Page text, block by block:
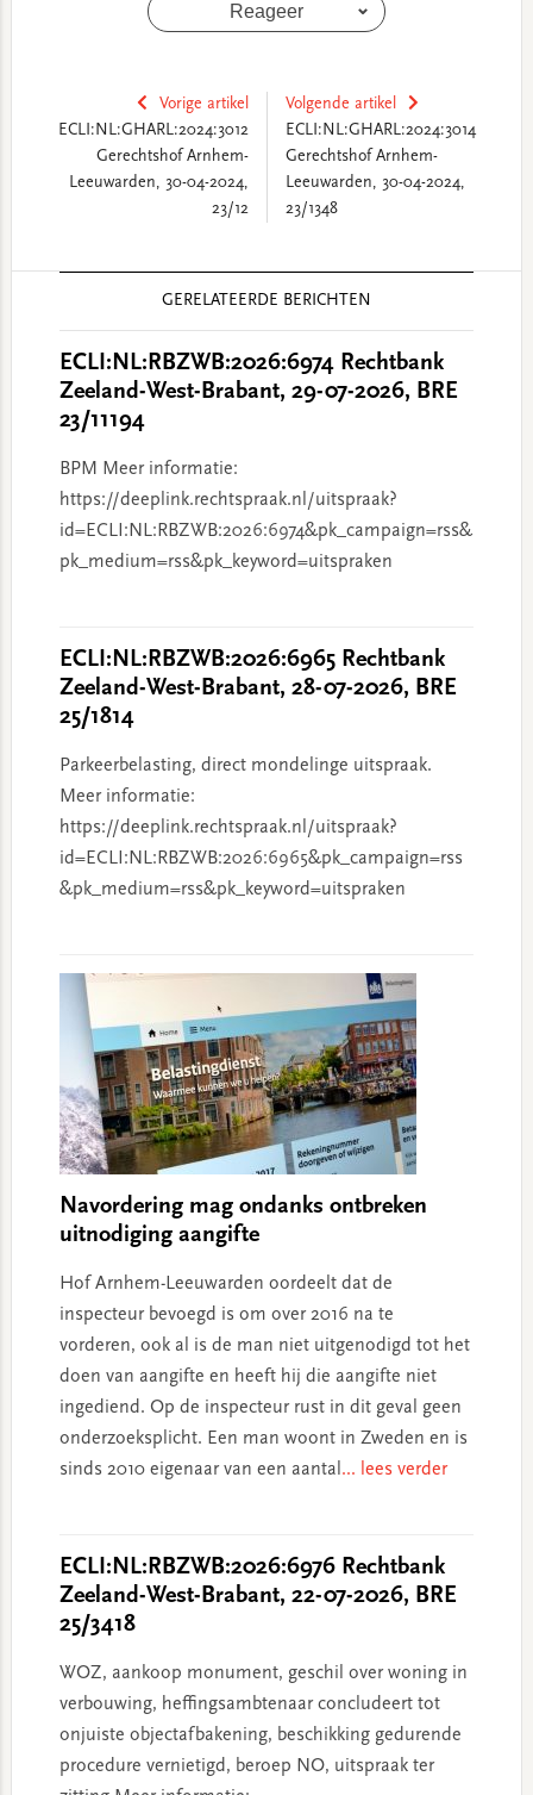
Reageer
Vorige artikel
ECLI:NL:GHARL:2024:3012
Gerechtshof Arnhem-
Leeuwarden, 30-04-2024,
23/12
Volgende artikel
ECLI:NL:GHARL:2024:3014
Gerechtshof Arnhem-
Leeuwarden, 30-04-2024,
23/1348
GERELATEERDE BERICHTEN
ECLI:NL:RBZWB:2026:6974 Rechtbank
Zeeland-West-Brabant, 29-07-2026, BRE
23/11194
BPM Meer informatie:
https://deeplink.rechtspraak.nl/uitspraak?
id=ECLI:NL:RBZWB:2026:6974&pk_campaign=rss&
pk_medium=rss&pk_keyword=uitspraken
ECLI:NL:RBZWB:2026:6965 Rechtbank
Zeeland-West-Brabant, 28-07-2026, BRE
25/1814
Parkeerbelasting, direct mondelinge uitspraak.
Meer informatie:
https://deeplink.rechtspraak.nl/uitspraak?
id=ECLI:NL:RBZWB:2026:6965&pk_campaign=rss
&pk_medium=rss&pk_keyword=uitspraken
Navordering mag ondanks ontbreken
uitnodiging aangifte
Hof Arnhem-Leeuwarden oordeelt dat de
inspecteur bevoegd is om over 2016 na te
vorderen, ook al is de man niet uitgenodigd tot het
doen van aangifte en heeft hij die aangifte niet
ingediend. Op de inspecteur rust in dit geval geen
onderzoeksplicht. Een man woont in Zweden en is
sinds 2010 eigenaar van een aantal ... lees verder
ECLI:NL:RBZWB:2026:6976 Rechtbank
Zeeland-West-Brabant, 22-07-2026, BRE
25/3418
WOZ, aankoop monument, geschil over woning in
verbouwing, heffingsambtenaar concludeert tot
onjuiste objectafbakening, beschikking gedurende
procedure vernietigd, beroep NO, uitspraak ter